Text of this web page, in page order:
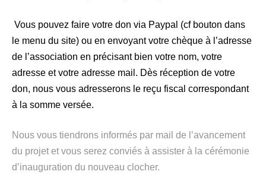
Vous pouvez faire votre don via Paypal (cf bouton dans
le menu du site) ou en envoyant votre chèque à l’adresse
de l’association en précisant bien votre nom, votre
adresse et votre adresse mail. Dès réception de votre
don, nous vous adresserons le reçu fiscal correspondant
à la somme versée.
Nous vous tiendrons informés par mail de l’avancement
du projet et vous serez conviés à assister à la cérémonie
d’inauguration du nouveau clocher.